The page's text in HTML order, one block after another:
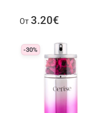
От 3.20€
-30%